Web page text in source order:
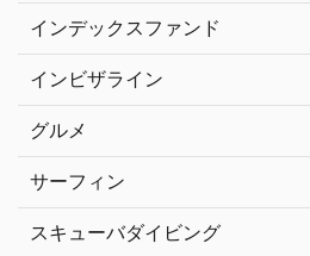
インデックスファンド
インビザライン
グルメ
サーフィン
スキューバダイビング